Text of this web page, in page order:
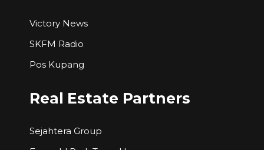
Victory News
SKFM Radio
Pos Kupang
Real Estate Partners
Sejahtera Group